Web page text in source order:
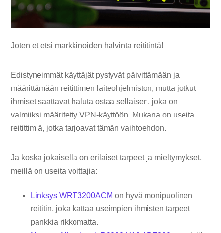
Joten et etsi markkinoiden halvinta reititintä!
Edistyneimmät käyttäjät pystyvät päivittämään ja
määrittämään reitittimen laiteohjelmiston, mutta jotkut
ihmiset saattavat haluta ostaa sellaisen, joka on
valmiiksi määritetty VPN-käyttöön. Mukana on useita
reitittimiä, jotka tarjoavat tämän vaihtoehdon.
Ja koska jokaisella on erilaiset tarpeet ja mieltymykset,
meillä on useita voittajia:
Linksys WRT3200ACM on hyvä monipuolinen
reititin, joka kattaa useimpien ihmisten tarpeet
pankkia rikkomatta.